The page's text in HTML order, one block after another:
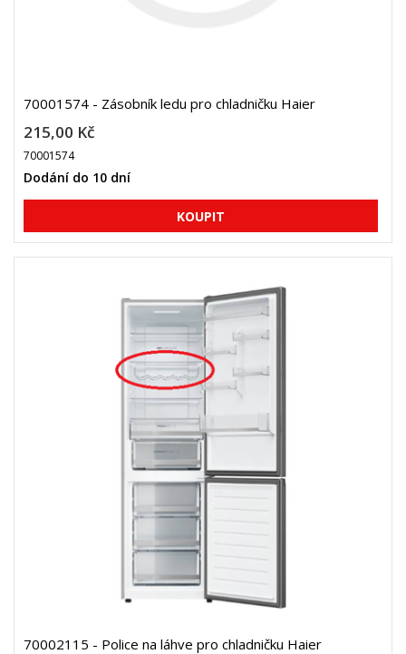
70001574 - Zásobník ledu pro chladničku Haier
215,00 Kč
70001574
Dodání do 10 dní
70002115 - Police na láhve pro chladničku Haier